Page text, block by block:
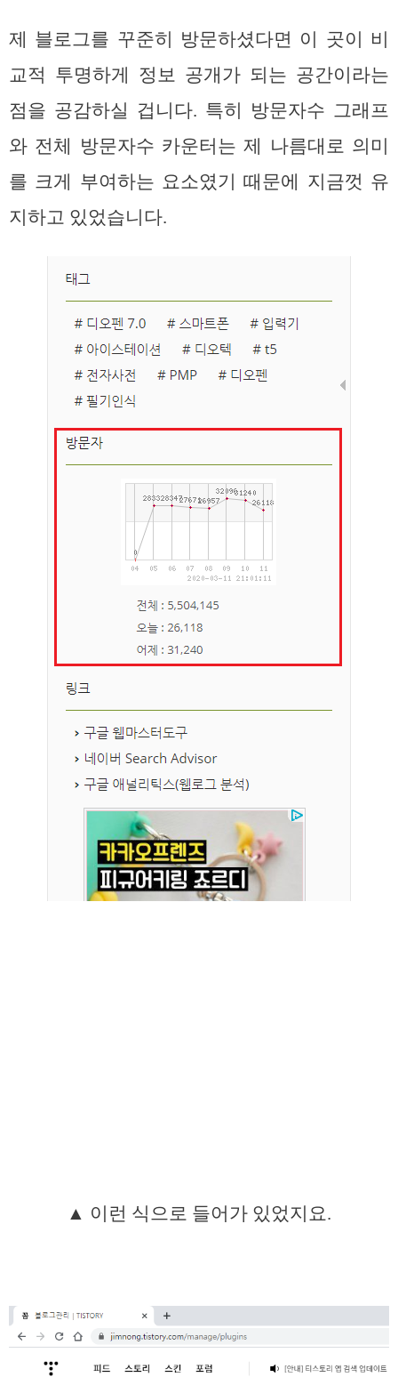
제 블로그를 꾸준히 방문하셨다면 이 곳이 비
교적 투명하게 정보 공개가 되는 공간이라는
점을 공감하실 겁니다. 특히 방문자수 그래프
와 전체 방문자수 카운터는 제 나름대로 의미
를 크게 부여하는 요소였기 때문에 지금껏 유
지하고 있었습니다.
▲ 이런 식으로 들어가 있었지요.